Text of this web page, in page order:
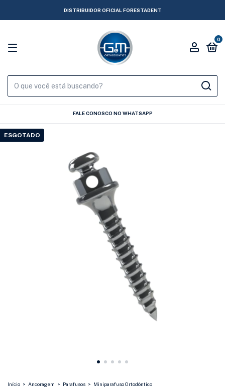
DISTRIBUIDOR OFICIAL FORESTADENT
0
FALE CONOSCO NO WHATSAPP
ESGOTADO
Início > Ancoragem > Parafusos > Miniparafuso Ortodôntico